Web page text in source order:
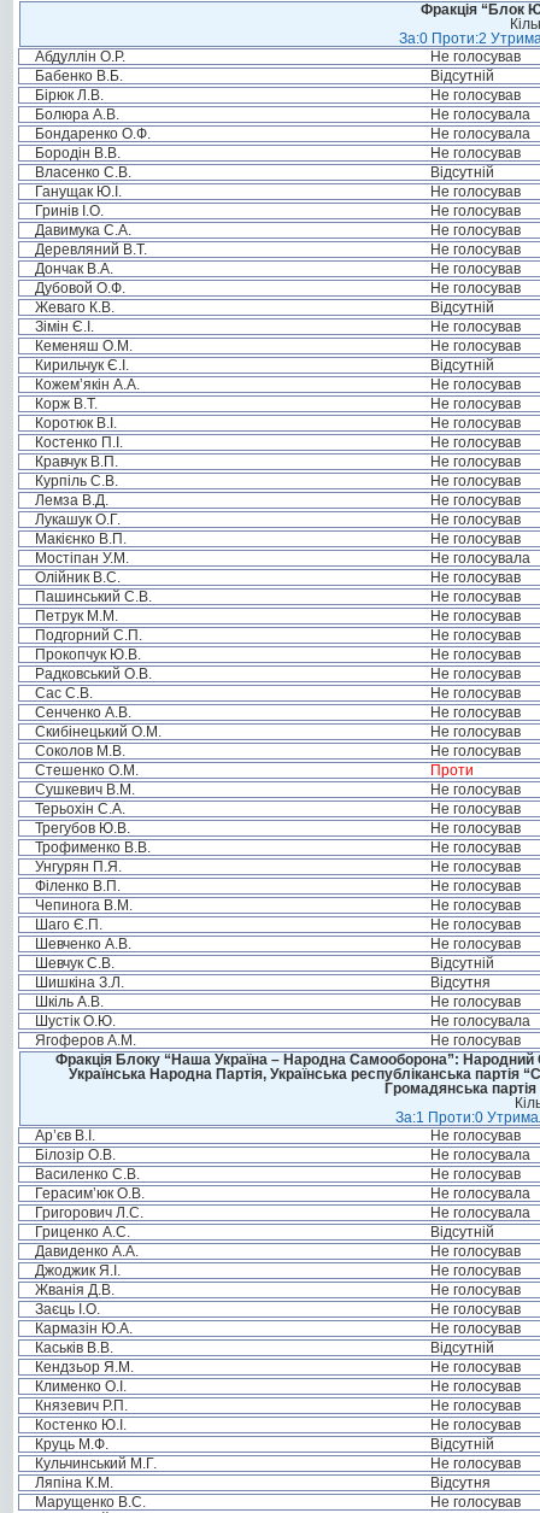
Фракція “Блок
За:0 Проти:2
Абдуллін О.Р.
Не голосував
Бабенко В.Б.
Відсутній
Бірюк Л.В.
Не голосував
Болюра А.В.
Не голосувала
Бондаренко О.Ф.
Не голосувала
Бородін В.В.
Не голосував
Власенко С.В.
Відсутній
Ганущак Ю.І.
Не голосував
Гринів І.О.
Не голосував
Давимука С.А.
Не голосував
Деревляний В.Т.
Не голосував
Дончак В.А.
Не голосував
Дубовой О.Ф.
Не голосував
Жеваго К.В.
Відсутній
Зімін Є.І.
Не голосував
Кеменяш О.М.
Не голосував
Кирильчук Є.І.
Відсутній
Кожем’якін А.А.
Не голосував
Корж В.Т.
Не голосував
Коротюк В.І.
Не голосував
Костенко П.І.
Не голосував
Кравчук В.П.
Не голосував
Курпіль С.В.
Не голосував
Лемза В.Д.
Не голосував
Лукашук О.Г.
Не голосував
Макієнко В.П.
Не голосував
Мостіпан У.М.
Не голосувала
Олійник В.С.
Не голосував
Пашинський С.В.
Не голосував
Петрук М.М.
Не голосував
Подгорний С.П.
Не голосував
Прокопчук Ю.В.
Не голосував
Радковський О.В.
Не голосував
Сас С.В.
Не голосував
Сенченко А.В.
Не голосував
Скибінецький О.М.
Не голосував
Соколов М.В.
Не голосував
Стешенко О.М.
Проти
Сушкевич В.М.
Не голосував
Терьохін С.А.
Не голосував
Трегубов Ю.В.
Не голосував
Трофименко В.В.
Не голосував
Унгурян П.Я.
Не голосував
Філенко В.П.
Не голосував
Чепинога В.М.
Не голосував
Шаго Є.П.
Не голосував
Шевченко А.В.
Не голосував
Шевчук С.В.
Відсутній
Шишкіна З.Л.
Відсутня
Шкіль А.В.
Не голосував
Шустік О.Ю.
Не голосувала
Ягоферов А.М.
Не голосував
Фракція Блоку “Наша Україна – Народна Самооборона”: Народний
Українська Народна Партія, Українська республіканська
Громадянська
За:1 Проти:0
Ар’єв В.І.
Не голосував
Білозір О.В.
Не голосувала
Василенко С.В.
Не голосував
Герасим’юк О.В.
Не голосувала
Григорович Л.С.
Не голосувала
Гриценко А.С.
Відсутній
Давиденко А.А.
Не голосував
Джоджик Я.І.
Не голосував
Жванія Д.В.
Не голосував
Заєць І.О.
Не голосував
Кармазін Ю.А.
Не голосував
Каськів В.В.
Відсутній
Кендзьор Я.М.
Не голосував
Клименко О.І.
Не голосував
Князевич Р.П.
Не голосував
Костенко Ю.І.
Не голосував
Круць М.Ф.
Відсутній
Кульчинський М.Г.
Не голосував
Ляпіна К.М.
Відсутня
Марущенко В.С.
Не голосував